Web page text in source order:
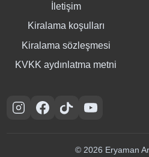
İletişim
Kiralama koşulları
Kiralama sözleşmesi
KVKK aydınlatma metni
InstagramFacebook
TikTokYouTube
© 2026 Eryaman